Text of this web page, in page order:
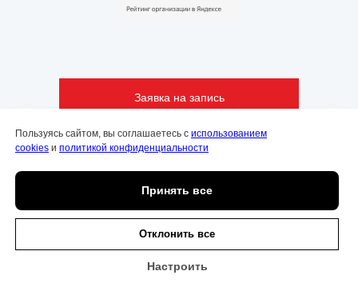
Онлайн
Заявка на запись
Политика использования файлов куки
Политика конфиденциальности
Пользуясь сайтом, вы соглашаетесь с использованием
cookies и политикой конфиденциальности
Принять все
Отклонить все
Настроить